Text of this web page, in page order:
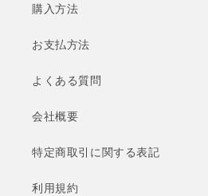
購入方法
お支払方法
よくある質問
会社概要
特定商取引に関する表記
利用規約